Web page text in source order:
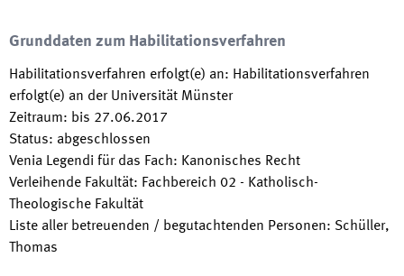
Grunddaten zum Habilitationsverfahren
Habilitationsverfahren erfolgt(e) an: Habilitationsverfahren
erfolgt(e) an der Universität Münster
Zeitraum: bis 27.06.2017
Status: abgeschlossen
Venia Legendi für das Fach: Kanonisches Recht
Verleihende Fakultät: Fachbereich 02 - Katholisch-
Theologische Fakultät
Liste aller betreuenden / begutachtenden Personen: Schüller,
Thomas